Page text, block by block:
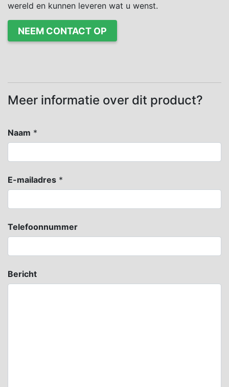
wereld en kunnen leveren wat u wenst.
NEEM CONTACT OP
Meer informatie over dit product?
Naam *
E-mailadres *
Telefoonnummer
Bericht